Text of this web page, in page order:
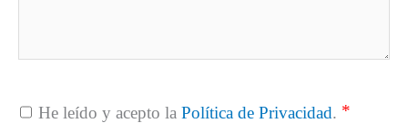
He leído y acepto la Política de Privacidad. *